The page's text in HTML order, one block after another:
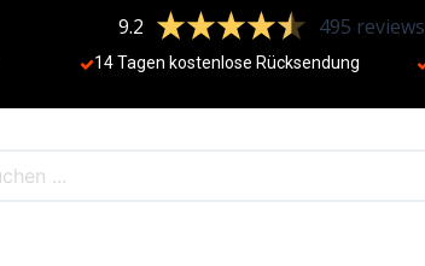
9.2 495 reviews
14 Tagen kostenlose Rücksendung